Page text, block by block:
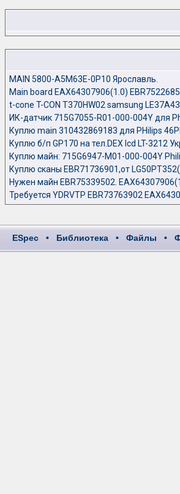
MAIN 5800-A5M63E-0P10 Ярославль.
Main board EAX64307906(1.0)
t-cone T-CON T370HW02 samsung
ИК-датчик 715G7055-R01-000-004Y для
Куплю main 310432869183 для PHilips
Куплю б/п GP170 на тел.DEX lcd LT-3212
Куплю майн: 715G6947-M01-000-004Y
Куплю сканы EBR71736901,от
Нужен майн EBR75339502.
Требуется YDRVTP EBR73763902
ESpec • Библиотека • Файлы •